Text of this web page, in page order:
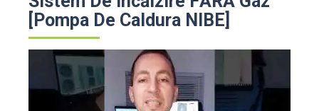
[Pompa De Caldura NIBE]